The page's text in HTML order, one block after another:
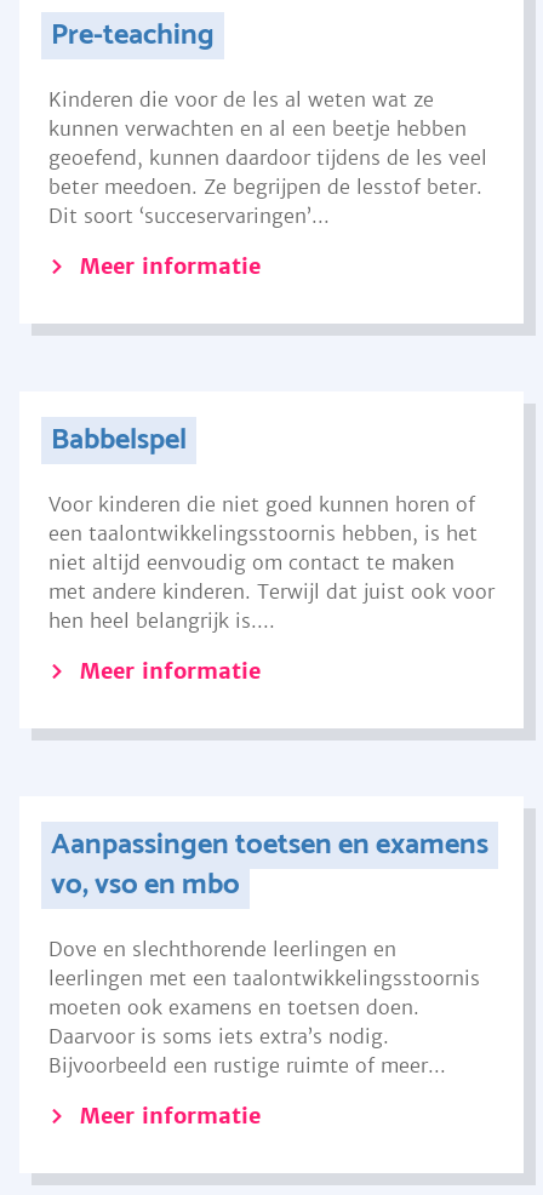
Pre-teaching
Kinderen die voor de les al weten wat ze
kunnen verwachten en al een beetje hebben
geoefend, kunnen daardoor tijdens de les veel
beter meedoen. Ze begrijpen de lesstof beter.
Dit soort ‘succeservaringen’...
Meer informatie
Babbelspel
Voor kinderen die niet goed kunnen horen of
een taalontwikkelingsstoornis hebben, is het
niet altijd eenvoudig om contact te maken
met andere kinderen. Terwijl dat juist ook voor
hen heel belangrijk is....
Meer informatie
Aanpassingen toetsen en examens
vo, vso en mbo
Dove en slechthorende leerlingen en
leerlingen met een taalontwikkelingsstoornis
moeten ook examens en toetsen doen.
Daarvoor is soms iets extra’s nodig.
Bijvoorbeeld een rustige ruimte of meer...
Meer informatie